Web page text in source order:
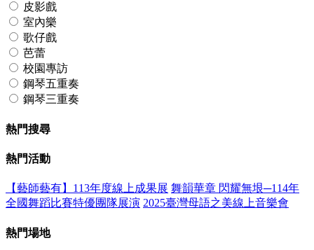
皮影戲
室內樂
歌仔戲
芭蕾
校園專訪
鋼琴五重奏
鋼琴三重奏
熱門搜尋
熱門活動
【藝師藝有】113年度線上成果展 舞韻華章 閃耀無垠─114年
全國舞蹈比賽特優團隊展演 2025臺灣母語之美線上音樂會
熱門場地